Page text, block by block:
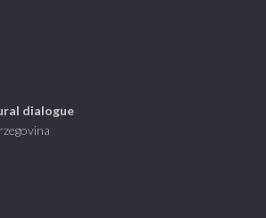
dialogue